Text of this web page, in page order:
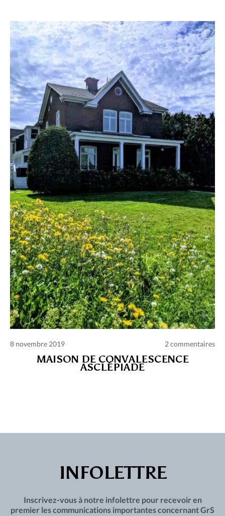
8 novembre 2019 2 commentaires
MAISON DE CONVALESCENCE
ASCLÉPIADE
INFOLETTRE
Inscrivez-vous à notre infolettre pour recevoir en
premier les communications importantes concernant GrS